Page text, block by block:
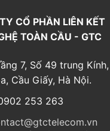
CỔ PHẦN LIÊN KẾT
TOÀN CẦU - GTC
7, Số 49 trung Kính,
Cầu Giấy, Hà Nội.
253 263